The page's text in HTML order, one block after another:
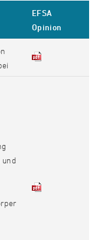
EFSA
Opinion
und